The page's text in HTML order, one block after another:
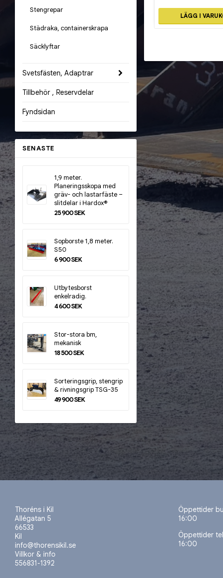
Stengrepar
Städraka, containerskrapa
Säcklyftar
Svetsfästen, Adaptrar
Tillbehör , Reservdelar
Fyndsidan
SENASTE
1,9 meter.
Planeringsskopa med
gräv- och lastarfäste –
slitdelar i Hardox®
25 900 SEK
Sopborste 1,8 meter.
S50
6 900 SEK
Utbytesborst
enkelradig.
4 600 SEK
Stor-stora bm,
mekanisk
18 500 SEK
Sorteringsgrip, stengrip
& rivningsgrip TSG-35
49 900 SEK
LÄGG I
Thoréns i Kil
Allégatan 5
66533
Kil
info@thorensikil.se
Villkor & info
556831-1392
Öppettider
16:00
Öppettider
16:00